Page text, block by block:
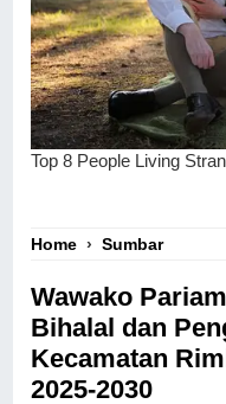
Home ›Sumbar
Wawako
Bihalal dan
Kecamatan
2025-2030